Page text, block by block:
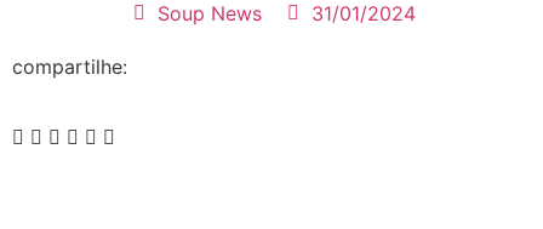
Soup News 31/01/2024
compartilhe: